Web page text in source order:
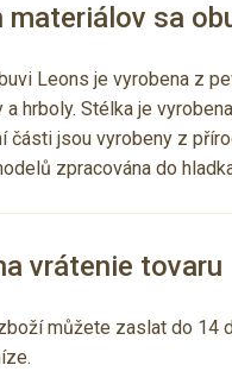
materiálov sa
Leons je vyrobena z
a hrboly. Stélka je
části jsou vyrobeny z
zpracována do
vrátenie tovaru
můžete zaslat do 14